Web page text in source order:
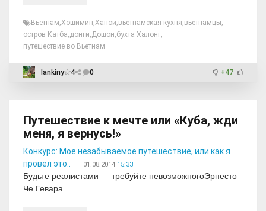
Вьетнам Хошимин Ханой вьетнамская кухня вьетнамцы
остров Катба донги Дошон бухта Халонг
путешествие во Вьетнам
lankiny 4 0 +47
Путешествие к мечте или «Куба, жди
меня, я вернусь!»
Конкурс: Мое незабываемое путешествие, или как я
провел это..
01.08.2014 15:33
Будьте реалистами — требуйте невозможногоЭрнесто
Че Гевара